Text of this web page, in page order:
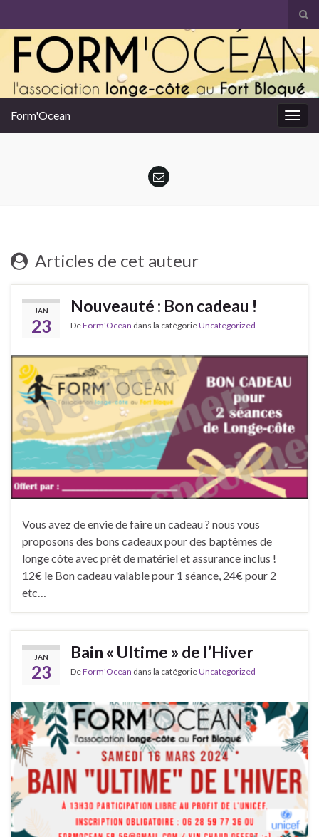
Search for:
Form'Ocean
Articles de cet auteur
JAN
23
Nouveauté : Bon cadeau !
DeForm'Ocean dans la catégorieUncategorized
Vous avez de envie de faire un cadeau ? nous vous
proposons des bons cadeaux pour des baptêmes de
longe côte avec prêt de matériel et assurance inclus !
12€ le Bon cadeau valable pour 1 séance, 24€ pour 2
etc…
JAN
23
Bain « Ultime » de l’Hiver
DeForm'Ocean dans la catégorieUncategorized